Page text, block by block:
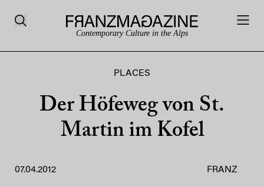
Contemporary Culture in the Alps
PLACES
Der Höfeweg von St.
Martin im Kofel
07.04.2012 FRANZ